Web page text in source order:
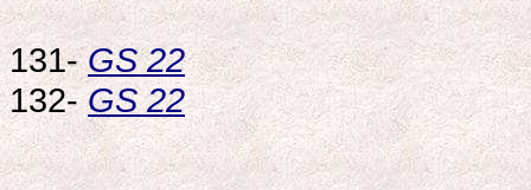
131-GS 22
132-GS 22